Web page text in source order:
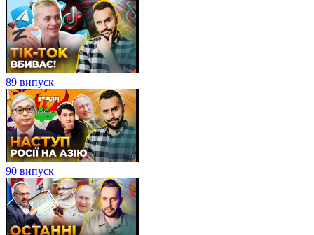
89 випуск
90 випуск